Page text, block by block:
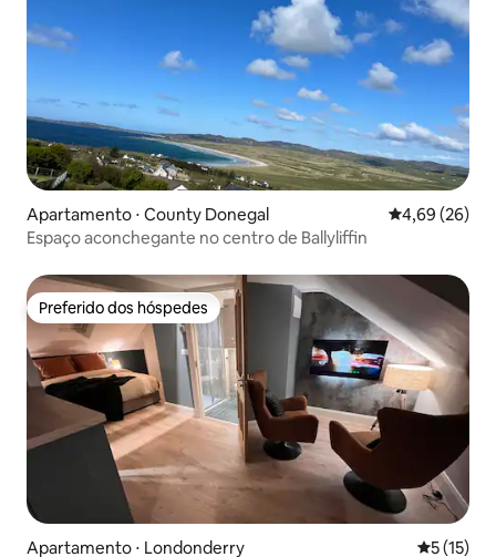
Apartamento ⋅ County Donegal 4,69 de uma
4,69 (26)
Espaço aconchegante no centro de Ballyliffin
Preferido dos hóspedes
Preferido dos hóspedes
Apartamento ⋅ Londonderry 5 de uma
5 (15)